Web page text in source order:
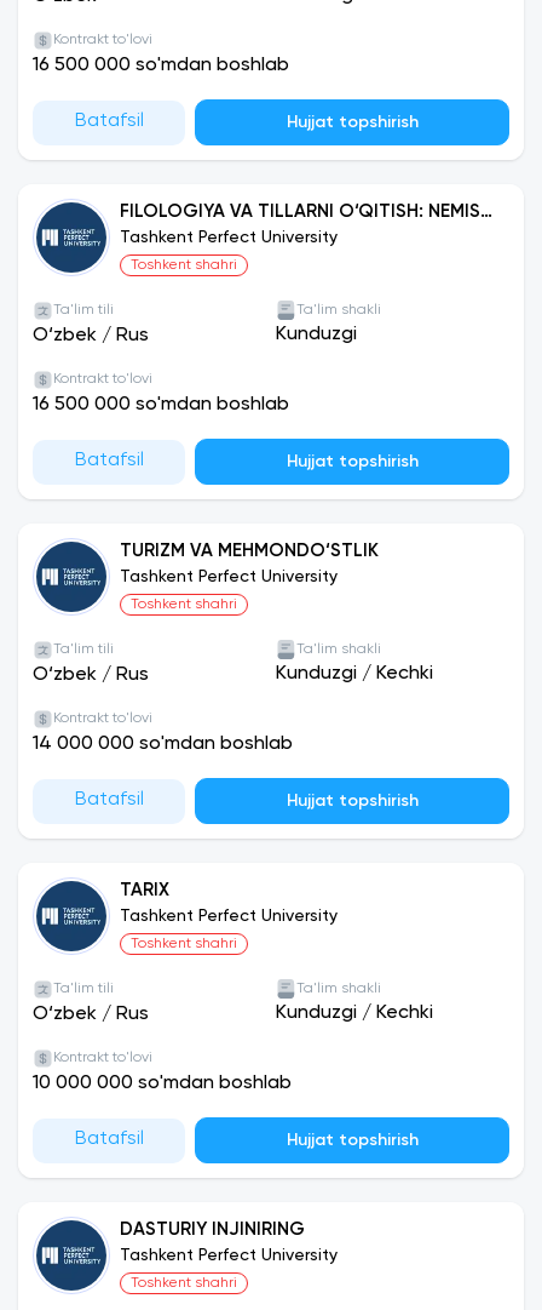
Kontrakt to'lovi
16 500 000 so'mdan boshlab
Batafsil Hujjat topshirish
FILOLOGIYA VA TILLARNI O‘QITISH: NEMIS
TILI
Tashkent Perfect University
Toshkent shahri
Ta'lim tili
O‘zbek / Rus
Ta'lim shakli
Kunduzgi
Kontrakt to'lovi
16 500 000 so'mdan boshlab
Batafsil Hujjat topshirish
TURIZM VA MEHMONDO‘STLIK
Tashkent Perfect University
Toshkent shahri
Ta'lim tili
O‘zbek / Rus
Ta'lim shakli
Kunduzgi / Kechki
Kontrakt to'lovi
14 000 000 so'mdan boshlab
Batafsil Hujjat topshirish
TARIX
Tashkent Perfect University
Toshkent shahri
Ta'lim tili
O‘zbek / Rus
Ta'lim shakli
Kunduzgi / Kechki
Kontrakt to'lovi
10 000 000 so'mdan boshlab
Batafsil Hujjat topshirish
DASTURIY INJINIRING
Tashkent Perfect University
Toshkent shahri